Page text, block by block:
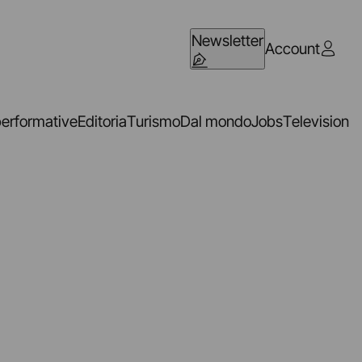
NewsletterAccount
EditoriaTurismoDal mondoJobsTelevision